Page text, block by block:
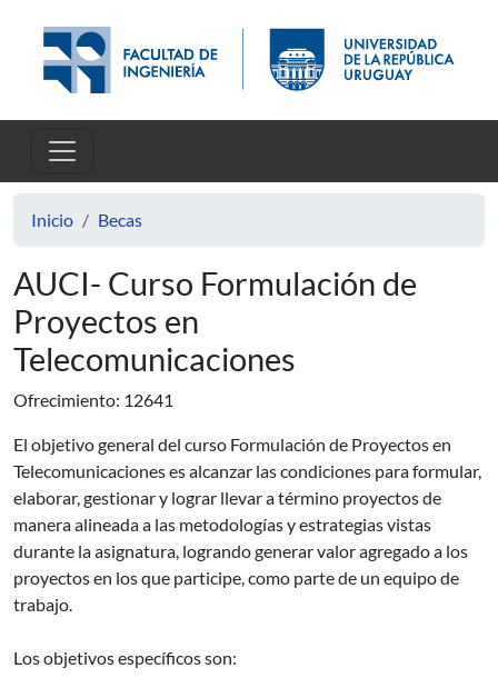
Inicio Becas
AUCI- Curso Formulación de
Proyectos en
Telecomunicaciones
Ofrecimiento: 12641
El objetivo general del curso Formulación de Proyectos en
Telecomunicaciones es alcanzar las condiciones para formular,
elaborar, gestionar y lograr llevar a término proyectos de
manera alineada a las metodologías y estrategias vistas
durante la asignatura, logrando generar valor agregado a los
proyectos en los que participe, como parte de un equipo de
trabajo.
Los objetivos específicos son: